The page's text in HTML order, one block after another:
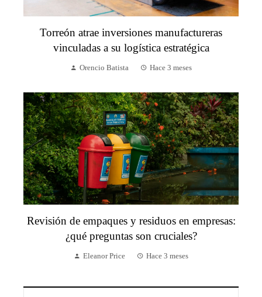
Torreón atrae inversiones manufactureras
vinculadas a su logística estratégica
Orencio Batista Hace 3 meses
Revisión de empaques y residuos en empresas:
¿qué preguntas son cruciales?
Eleanor Price Hace 3 meses